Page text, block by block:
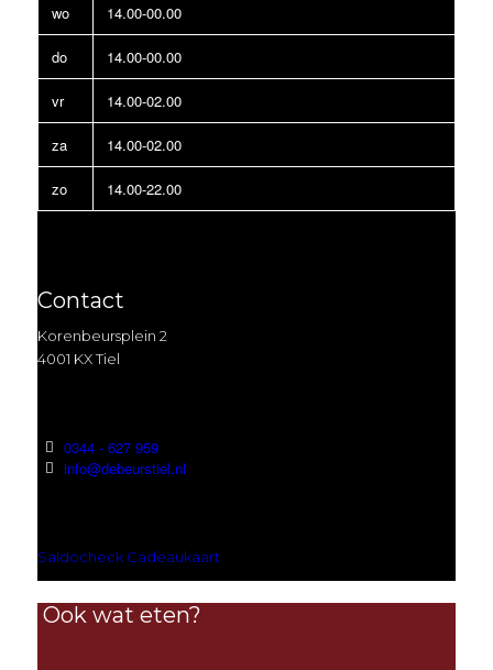
wo 14.00-00.00
do 14.00-00.00
vr 14.00-02.00
za 14.00-02.00
zo 14.00-22.00
Contact
Korenbeursplein 2
4001 KX Tiel
0344 - 627 959
info@debeurstiel.nl
Saldocheck Cadeaukaart
Ook wat eten?